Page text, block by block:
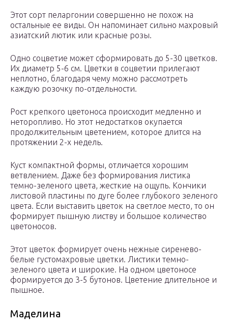
Этот сорт пеларгонии совершенно не похож на
остальные ее виды. Он напоминает сильно махровый
азиатский лютик или красные розы.
Одно соцветие может сформировать до 5-30 цветков.
Их диаметр 5-6 см. Цветки в соцветии прилегают
неплотно, благодаря чему можно рассмотреть
каждую розочку по-отдельности.
Рост крепкого цветоноса происходит медленно и
неторопливо. Но этот недостатков окупается
продолжительным цветением, которое длится на
протяжении 2-х недель.
Куст компактной формы, отличается хорошим
ветвлением. Даже без формирования листика
темно-зеленого цвета, жесткие на ощупь. Кончики
листовой пластины по дуге более глубокого зеленого
цвета. Если выставить цветок на светлое место, то он
формирует пышную листву и большое количество
цветоносов.
Этот цветок формирует очень нежные сиренево-
белые густомахровые цветки. Листики темно-
зеленого цвета и широкие. На одном цветоносе
формируется до 3-5 бутонов. Цветение длительное и
пышное.
Маделина